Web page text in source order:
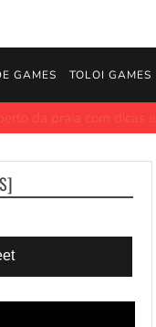
GAMES TOLOI GAMES